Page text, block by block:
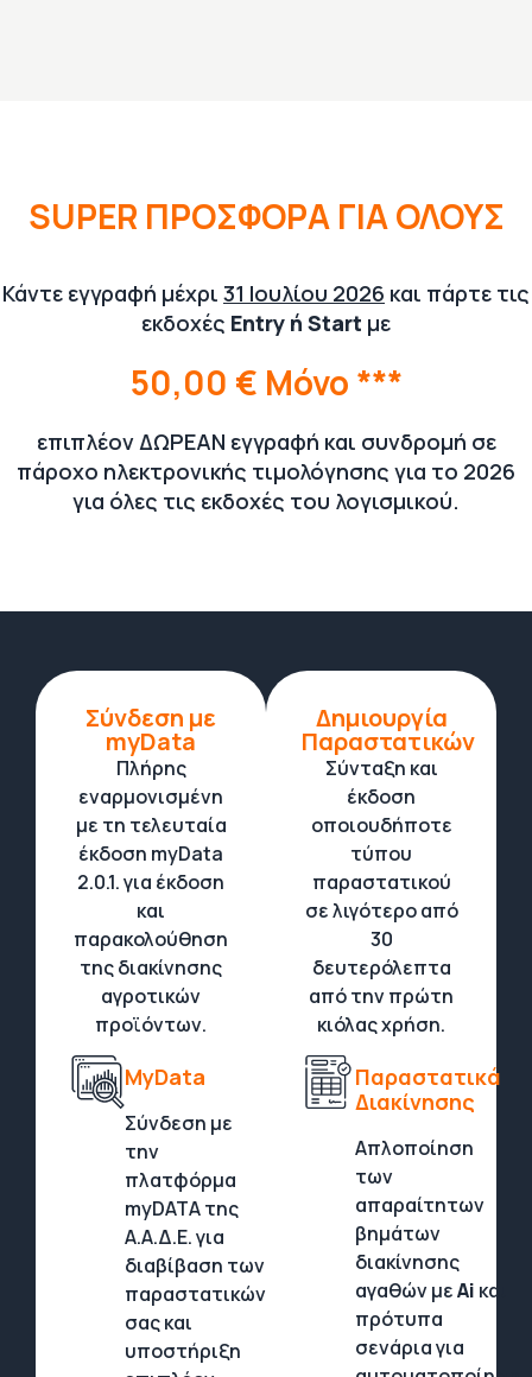
SUPER ΠΡΟΣΦΟΡΑ ΓΙΑ ΟΛΟΥΣ
Κάντε εγγραφή μέχρι 31 Ιουλίου 2026 και πάρτε τις
εκδοχές Entry ή Start με
50,00 € Μόνο ***
επιπλέον ΔΩΡΕΑΝ εγγραφή και συνδρομή σε
πάροχο ηλεκτρονικής τιμολόγησης για το 2026
για όλες τις εκδοχές του λογισμικού.
Σύνδεση με
myData
Πλήρης
εναρμονισμένη
με τη τελευταία
έκδοση myData
2.0.1. για έκδοση
και
παρακολούθηση
της διακίνησης
αγροτικών
προϊόντων.
MyData
Σύνδεση με
την
πλατφόρμα
myDATA της
Α.Α.Δ.Ε. για
διαβίβαση των
παραστατικών
σας και
υποστήριξη
Δημιουργία
Παραστατικών
Σύνταξη και
έκδοση
οποιουδήποτε
τύπου
παραστατικού
σε λιγότερο από
30
δευτερόλεπτα
από την πρώτη
κιόλας χρήση.
Παραστατικά
Διακίνησης
Απλοποίηση
των
απαραίτητων
βημάτων
διακίνησης
αγαθών μεAi και
πρότυπα
σενάρια για